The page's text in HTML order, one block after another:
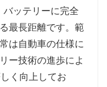
バッテリーに完全
最長距離です。範
は自動車の仕様に
ー技術の進歩によ
く向上してお